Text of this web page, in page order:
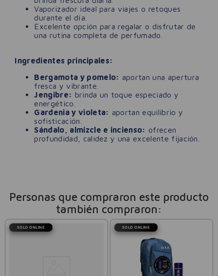
Vaporizador ideal para viajes o retoques
durante el día.
Excelente opción para regalar o disfrutar de
una rutina completa de perfumado.
Ingredientes principales:
Bergamota y pomelo: aportan una apertura
fresca y vibrante.
Jengibre: brinda un toque especiado y
energético.
Gardenia y violeta: aportan equilibrio y
sofisticación.
Sándalo, almizcle e incienso: ofrecen
profundidad, calidez y una excelente fijación.
Personas que compraron este producto
también compraron:
SOLO ONLINE SOLO ONLINE